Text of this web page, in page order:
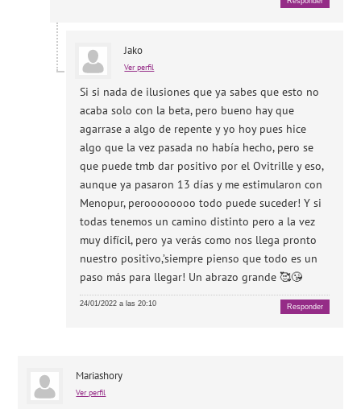
Jako
Ver perfil
Si si nada de ilusiones que ya sabes que esto no
acaba solo con la beta, pero bueno hay que
agarrase a algo de repente y yo hoy pues hice
algo que la vez pasada no había hecho, pero se
que puede tmb dar positivo por el Ovitrille y eso,
aunque ya pasaron 13 días y me estimularon con
Menopur, peroooooooo todo puede suceder! Y si
todas tenemos un camino distinto pero a la vez
muy difícil, pero ya verás como nos llega pronto
nuestro positivo,’siempre pienso que todo es un
paso más para llegar! Un abrazo grande 🥰😘
24/01/2022 a las 20:10 Responder
Mariashory
Ver perfil